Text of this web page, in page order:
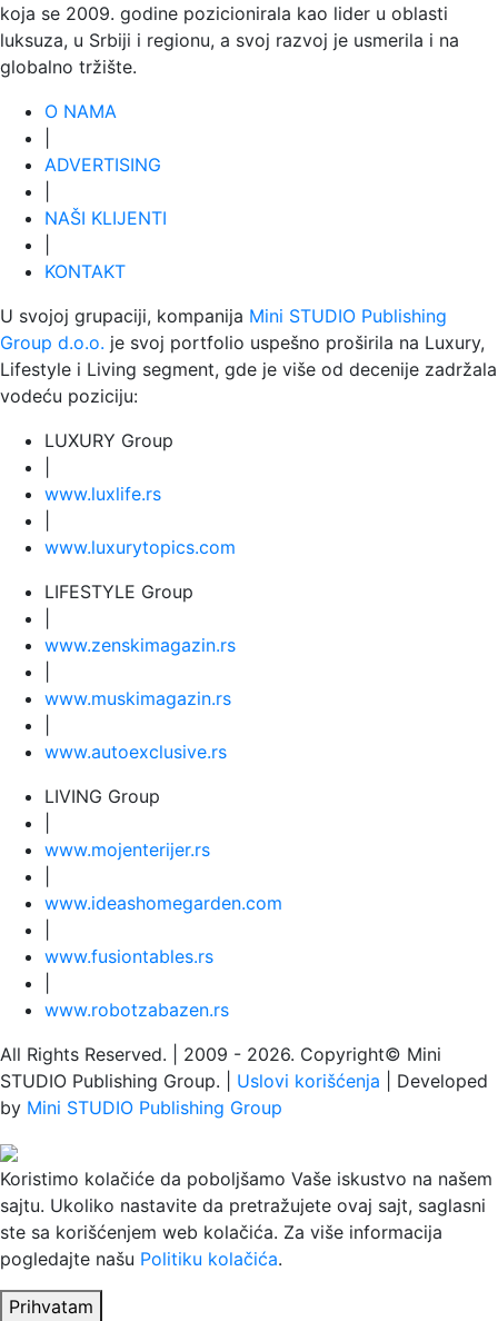
koja se 2009. godine pozicionirala kao lider u oblasti
luksuza, u Srbiji i regionu, a svoj razvoj je usmerila i na
globalno tržište.
O NAMA
ADVERTISING
NAŠI KLIJENTI
KONTAKT
U svojoj grupaciji, kompanija Mini STUDIO Publishing
Group d.o.o. je svoj portfolio uspešno proširila na Luxury,
Lifestyle i Living segment, gde je više od decenije zadržala
vodeću poziciju:
LUXURY Group
www.luxlife.rs
www.luxurytopics.com
LIFESTYLE Group
www.zenskimagazin.rs
www.muskimagazin.rs
www.autoexclusive.rs
LIVING Group
www.mojenterijer.rs
www.ideashomegarden.com
www.fusiontables.rs
www.robotzabazen.rs
All Rights Reserved. | 2009 - 2026. Copyright© Mini
STUDIO Publishing Group. | Uslovi korišćenja | Developed
by Mini STUDIO Publishing Group
Koristimo kolačiće da poboljšamo Vaše iskustvo na našem
sajtu. Ukoliko nastavite da pretražujete ovaj sajt, saglasni
ste sa korišćenjem web kolačića. Za više informacija
pogledajte našu Politiku kolačića.
Prihvatam